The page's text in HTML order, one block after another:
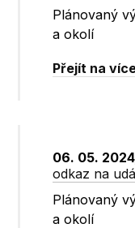
Plánovaný
a okolí
Přejít na
06. 05.
odkaz na
Plánovaný
a okolí